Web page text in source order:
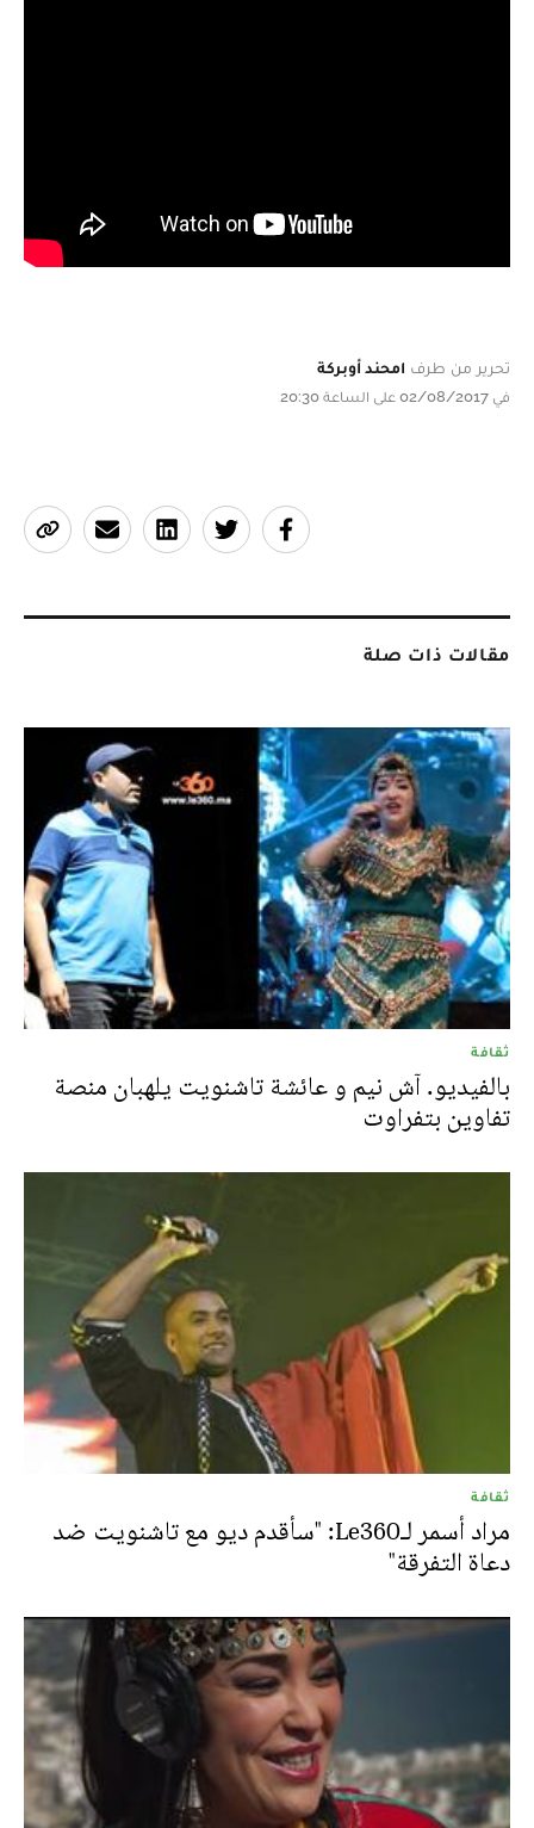
تحرير من طرف امحند أوبركة
في 02/08/2017 على الساعة 20:30
مقالات ذات صلة
ثقافة
بالفيديو. آش نيم و عائشة تاشنويت يلهبان منصة
تفاوين بتفراوت
ثقافة
مراد أسمر لـLe360: "سأقدم ديو مع تاشنويت ضد
دعاة التفرقة"